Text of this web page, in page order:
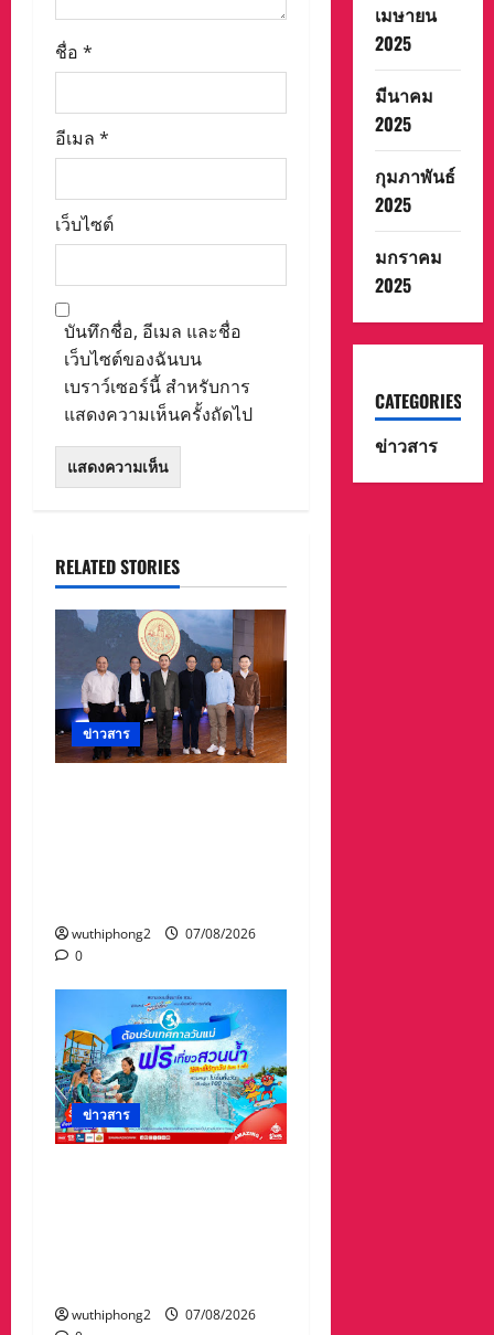
ชื่อ *
อีเมล *
เว็บไซต์
บันทึกชื่อ, อีเมล และชื่อ
เว็บไซต์ของฉันบน
เบราว์เซอร์นี้ สำหรับการ
แสดงความเห็นครั้งถัดไป
RELATED STORIES
ข่าวสาร
wuthiphong2
07/08/2026
0
ข่าวสาร
wuthiphong2
07/08/2026
เมษายน
2025
มีนาคม
2025
กุมภาพันธ์
2025
มกราคม
2025
CATEGORIES
ข่าวสาร